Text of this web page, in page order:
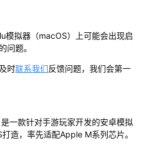
模拟器（macOS）上可能会出现启
问题。
时联系我们反馈问题，我们会第一
一款针对手游玩家开发的安卓模拟
造，率先适配Apple M系列芯片。